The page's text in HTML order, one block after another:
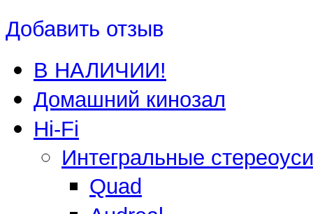
Добавить отзыв
В НАЛИЧИИ!
Домашний кинозал
Hi-Fi
Интегральные
Quad